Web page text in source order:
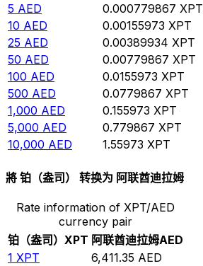
5 AED 0.000779867 XPT
10 AED 0.00155973 XPT
25 AED 0.00389934 XPT
50 AED 0.00779867 XPT
100 AED 0.0155973 XPT
500 AED 0.0779867 XPT
1,000 AED 0.155973 XPT
5,000 AED 0.779867 XPT
10,000 AED 1.55973 XPT
將 铂（盎司） 转换为 阿联酋迪拉姆
Rate information of XPT/AED
currency pair
铂（盎司） XPT 阿联酋迪拉姆AED
1 XPT 6,411.35 AED